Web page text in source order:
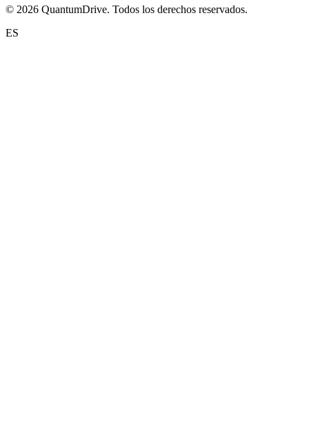
© 2026 QuantumDrive. Todos los derechos reservados.
ES